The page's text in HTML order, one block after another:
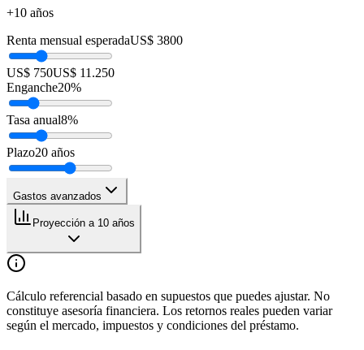
+10 años
Renta mensual esperadaUS$ 3800
US$ 750US$ 11.250
Enganche20%
Tasa anual8%
Plazo20 años
Gastos avanzados
Proyección a 10 años
Cálculo referencial basado en supuestos que puedes ajustar. No
constituye asesoría financiera. Los retornos reales pueden variar
según el mercado, impuestos y condiciones del préstamo.